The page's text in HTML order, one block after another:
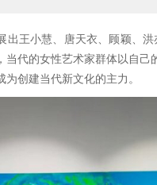
出王小慧、唐天衣、顾颖、
当代的女性艺术家群体以自己
创建当代新文化的主力。